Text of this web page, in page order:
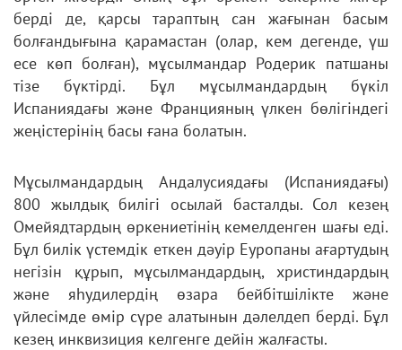
берді де, қарсы тараптың сан жағынан басым
болғандығына қарамастан (олар, кем дегенде, үш
есе көп болған), мұсылмандар Родерик патшаны
тізе бүктірді. Бұл мұсылмандардың бүкіл
Испаниядағы және Францияның үлкен бөлігіндегі
жеңістерінің басы ғана болатын.
Мұсылмандардың Андалусиядағы (Испаниядағы)
800 жылдық билігі осылай басталды. Сол кезең
Омейядтардың өркениетінің кемелденген шағы еді.
Бұл билік үстемдік еткен дәуір Еуропаны ағартудың
негізін құрып, мұсылмандардың, христиндардың
және яһудилердің өзара бейбітшілікте және
үйлесімде өмір сүре алатынын дәлелдеп берді. Бұл
кезең инквизиция келгенге дейін жалғасты.